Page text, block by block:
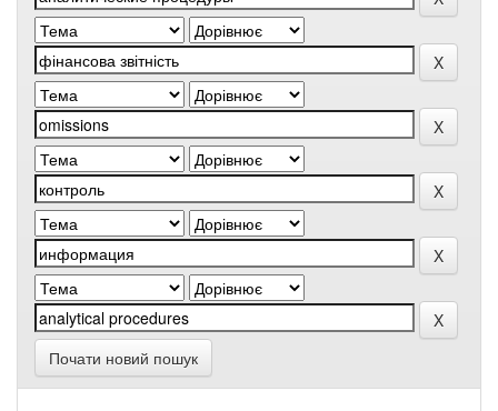
Почати новий пошук